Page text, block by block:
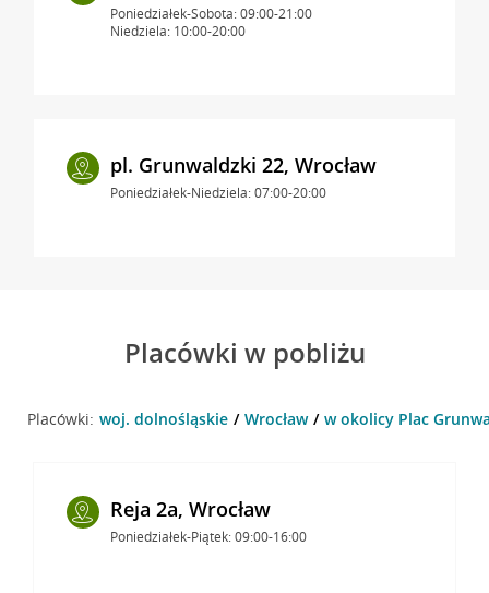
Poniedziałek-Sobota: 09:00-21:00
Niedziela: 10:00-20:00
pl. Grunwaldzki 22, Wrocław
Poniedziałek-Niedziela: 07:00-20:00
Placówki w pobliżu
Placówki: woj. dolnośląskie Wrocław w okolicy Plac
Reja 2a, Wrocław
Poniedziałek-Piątek: 09:00-16:00